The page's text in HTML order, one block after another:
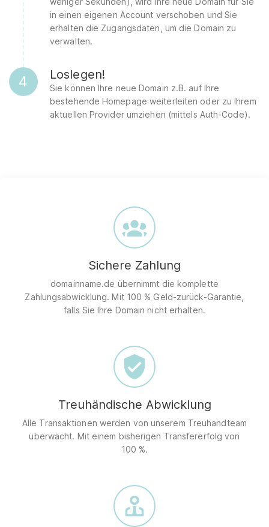
in einen eigenen Account verschoben und Sie
erhalten die Zugangsdaten, um die Domain zu
verwalten.
4 Loslegen!
Sie können Ihre neue Domain z.B. auf Ihre
bestehende Homepage weiterleiten oder zu Ihrem
aktuellen Provider umziehen (mittels Auth-Code).
Sichere Zahlung
domainname.de übernimmt die komplette
Zahlungsabwicklung. Mit 100 % Geld-zurück-Garantie,
falls Sie Ihre Domain nicht erhalten.
Treuhändische Abwicklung
Alle Transaktionen werden von unserem Treuhandteam
überwacht. Mit einem bisherigen Transfererfolg von
100 %.